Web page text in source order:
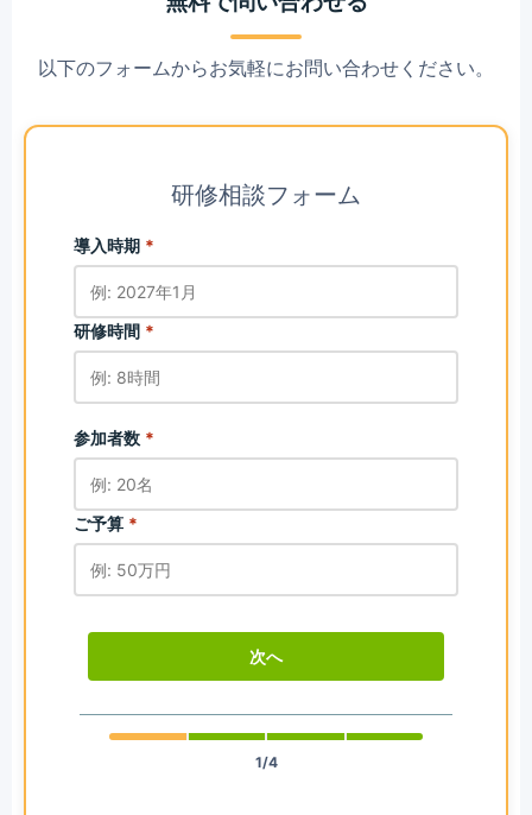
以下のフォームからお気軽にお問い合わせください。
研修相談フォーム
導入時期 *
研修時間 *
参加者数 *
ご予算 *
次へ
1/4